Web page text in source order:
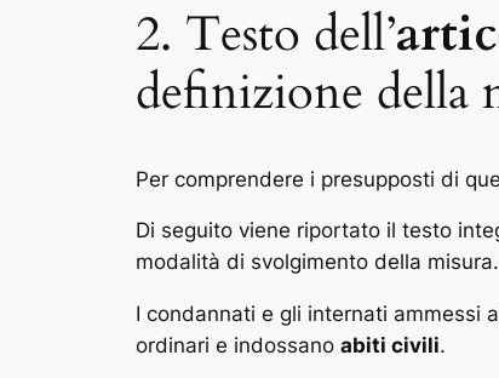
2. Testo dell’
definizione della
Per comprendere i presupposti di
Di seguito viene riportato il testo
modalità di svolgimento della misura.
I condannati e gli internati ammessi
ordinari e indossano abiti civili.